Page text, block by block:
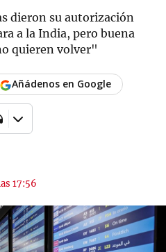
dieron su autorización
a la India, pero buena
quieren volver"
17:56
Añádenos en Google